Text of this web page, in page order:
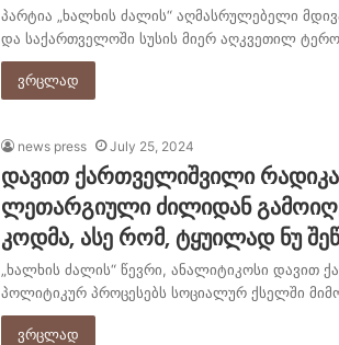
პარტია „ხალხის ძალის“ აღმასრულებელი
და საქართველოში სუსის მიერ აღკვეთილ
ვრცლად
news press July 25, 2024
დავით ქართველიშვილი
ლეთარგიული ძილიდან
კოდმა, ასე რომ, ტყუილად ნუ
„ხალხის ძალის“ წევრი, ანალიტიკოსი
პოლიტიკურ პროცესებს სოციალურ ქსელში
ვრცლად